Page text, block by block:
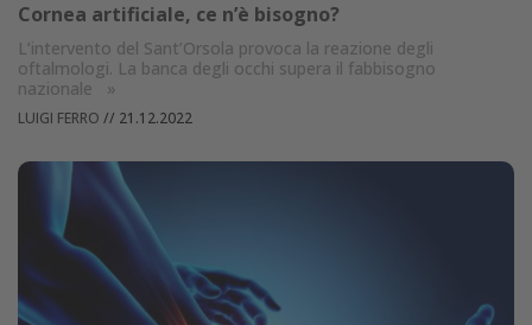
Cornea artificiale, ce n’è bisogno?
L’intervento del Sant’Orsola provoca la reazione degli
oftalmologi. La banca degli occhi supera il fabbisogno
nazionale
»
LUIGI FERRO // 21.12.2022